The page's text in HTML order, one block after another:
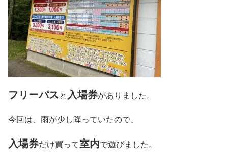
フリーパス と 入場券がありました。
今回は、雨が少し降っていたので、
入場券だけ買って室内で遊びました。